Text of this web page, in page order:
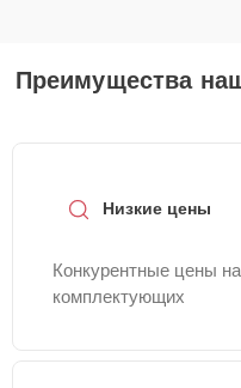
Преимущества
Низкие цены
Конкурентные цены
комплектующих